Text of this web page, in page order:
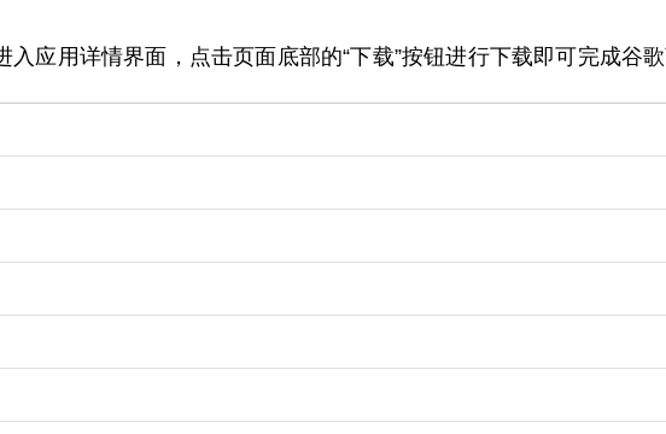
应用详情界面，点击页面底部的“下载”按钮进行下载即可完成谷歌